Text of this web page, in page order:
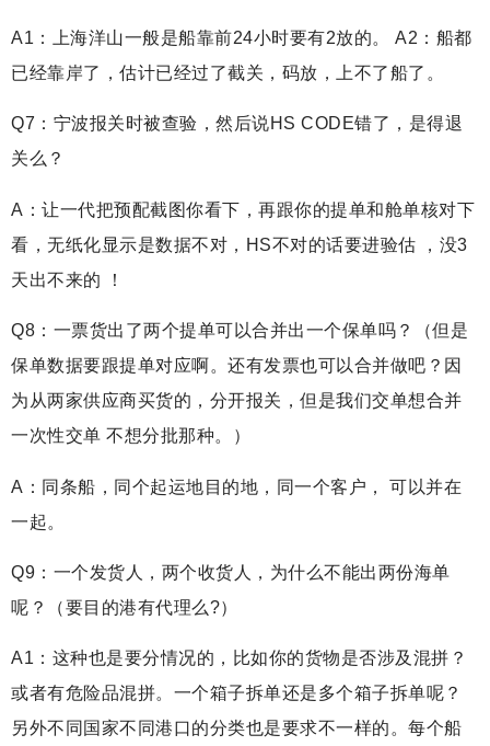
A1：上海洋山一般是船靠前24小时要有2放的。 A2：船都
已经靠岸了，估计已经过了截关，码放，上不了船了。
Q7：宁波报关时被查验，然后说HS CODE错了，是得退
关么？
A：让一代把预配截图你看下，再跟你的提单和舱单核对下
看，无纸化显示是数据不对，HS不对的话要进验估 ，没3
天出不来的 ！
Q8：一票货出了两个提单可以合并出一个保单吗？（但是
保单数据要跟提单对应啊。还有发票也可以合并做吧？因
为从两家供应商买货的，分开报关，但是我们交单想合并
一次性交单 不想分批那种。）
A：同条船，同个起运地目的地，同一个客户， 可以并在
一起。
Q9：一个发货人，两个收货人，为什么不能出两份海单
呢？（要目的港有代理么?）
A1：这种也是要分情况的，比如你的货物是否涉及混拼？
或者有危险品混拼。一个箱子拆单还是多个箱子拆单呢？
另外不同国家不同港口的分类也是要求不一样的。每个船